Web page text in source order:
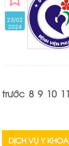
23/02
2024
trước 8 9 10 11
DỊCH VỤ Y KHOA